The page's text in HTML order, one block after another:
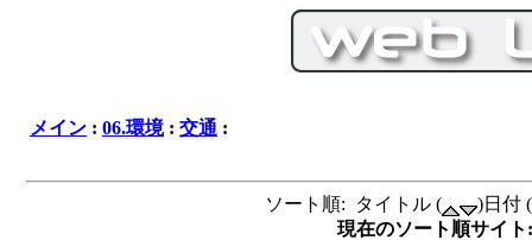
メイン : 06.環境: 交通 :
ソート順: タイトル (
)日付 (
現在のソート順サイ